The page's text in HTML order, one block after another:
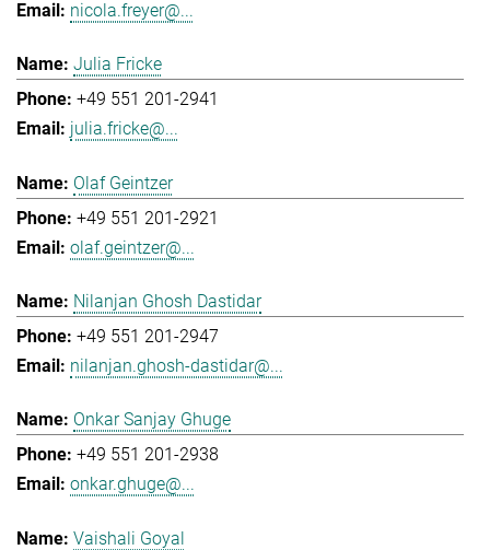
nicola.freyer@...
Julia Fricke
+49 551 201-2941
julia.fricke@...
Olaf Geintzer
+49 551 201-2921
olaf.geintzer@...
Nilanjan Ghosh Dastidar
+49 551 201-2947
nilanjan.ghosh-dastidar@...
Onkar Sanjay Ghuge
+49 551 201-2938
onkar.ghuge@...
Vaishali Goyal